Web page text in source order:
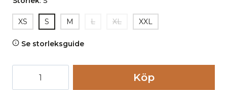
XS S M L XL XXL
Se storleksguide
FARIBAA
Köp